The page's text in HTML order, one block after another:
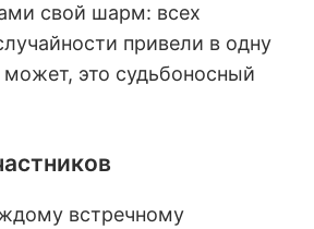
свой шарм: всех
привели в одну
это судьбоносный
встречному